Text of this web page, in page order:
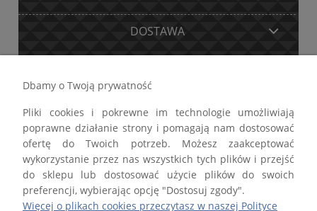
DOSTAWA
GWARANCJA I ZWROTY
O FIRMIE
Dbamy o Twoją prywatność
Pliki cookies i pokrewne im technologie umożliwiają
poprawne działanie strony i pomagają nam dostosować
ofertę do Twoich potrzeb. Możesz zaakceptować
wykorzystanie przez nas wszystkich tych plików i przejść
do sklepu lub dostosować użycie plików do swoich
preferencji, wybierając opcję "Dostosuj zgody".
Więcej o plikach cookies przeczytasz w naszej Polityce